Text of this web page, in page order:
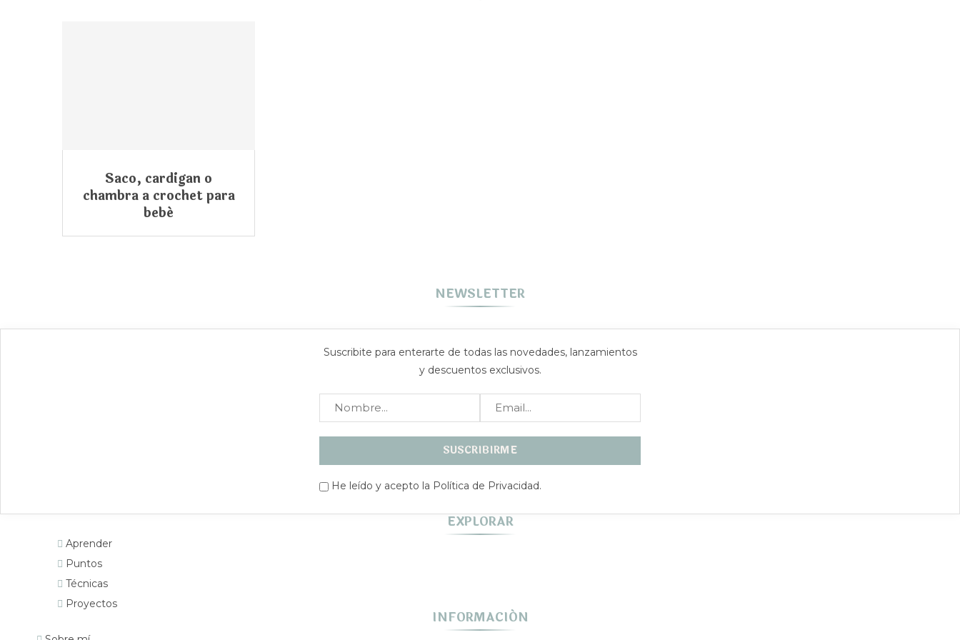
Saco, cardigan o
chambra a crochet para
bebé
NEWSLETTER
Suscribite para enterarte de todas las novedades, lanzamientos
y descuentos exclusivos.
He leído y acepto la Política de Privacidad.
EXPLORAR
Aprender
Puntos
Técnicas
Proyectos
INFORMACIÓN